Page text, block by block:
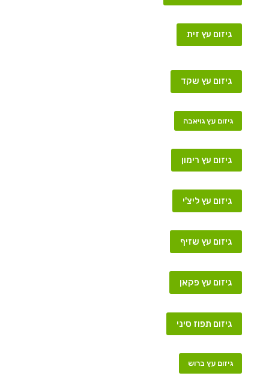
גיזום עץ זית
גיזום עץ שקד
גיזום עץ גויאבה
גיזום עץ רימון
גיזום עץ ליצ'י
גיזום עץ שזיף
גיזום עץ פקאן
גיזום תפוז סיני
גיזום עץ ברוש